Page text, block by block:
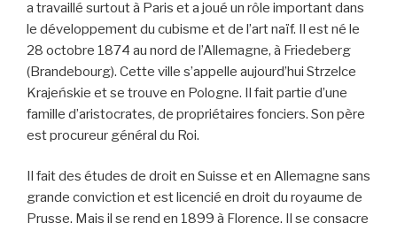
a travaillé surtout à Paris et a joué un rôle important dans
le développement du cubisme et de l’art naïf. Il est né le
28 octobre 1874 au nord de l’Allemagne, à Friedeberg
(Brandebourg). Cette ville s’appelle aujourd’hui Strzelce
Krajeńskie et se trouve en Pologne. Il fait partie d’une
famille d’aristocrates, de propriétaires fonciers. Son père
est procureur général du Roi.
Il fait des études de droit en Suisse et en Allemagne sans
grande conviction et est licencié en droit du royaume de
Prusse. Mais il se rend en 1899 à Florence. Il se consacre